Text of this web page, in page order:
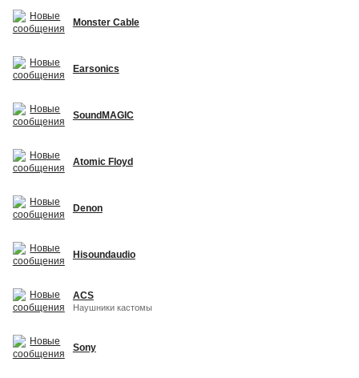
Monster Cable
Earsonics
SoundMAGIC
Atomic Floyd
Denon
Hisoundaudio
ACS
Наушники кастомы
Sony